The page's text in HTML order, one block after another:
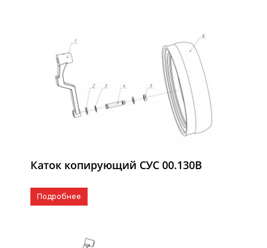
Каток копирующий СУС 00.130В
Подробнее